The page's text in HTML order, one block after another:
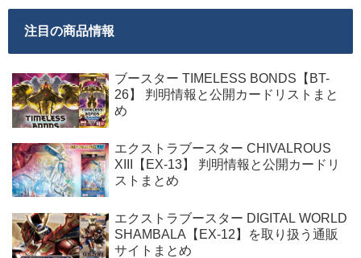
注目の商品情報
ブースター TIMELESS BONDS【BT-
26】 判明情報と公開カードリストまと
め
エクストラブースター CHIVALROUS
XIII【EX-13】 判明情報と公開カードリ
ストまとめ
エクストラブースター DIGITAL WORLD
SHAMBALA【EX-12】を取り扱う通販
サイトまとめ